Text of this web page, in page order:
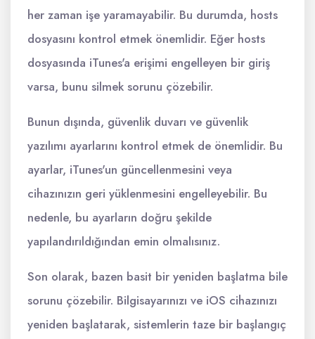
her zaman işe yaramayabilir. Bu durumda, hosts
dosyasını kontrol etmek önemlidir. Eğer hosts
dosyasında iTunes'a erişimi engelleyen bir giriş
varsa, bunu silmek sorunu çözebilir.
Bunun dışında, güvenlik duvarı ve güvenlik
yazılımı ayarlarını kontrol etmek de önemlidir. Bu
ayarlar, iTunes'un güncellenmesini veya
cihazınızın geri yüklenmesini engelleyebilir. Bu
nedenle, bu ayarların doğru şekilde
yapılandırıldığından emin olmalısınız.
Son olarak, bazen basit bir yeniden başlatma bile
sorunu çözebilir. Bilgisayarınızı ve iOS cihazınızı
yeniden başlatarak, sistemlerin taze bir başlangıç